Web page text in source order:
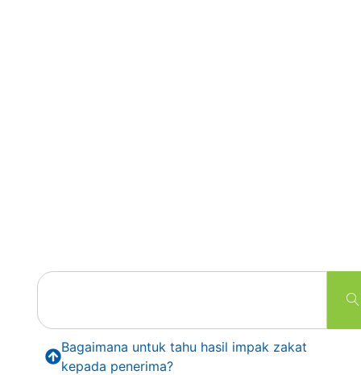
Bagaimana untuk tahu hasil impak zakat
kepada penerima?